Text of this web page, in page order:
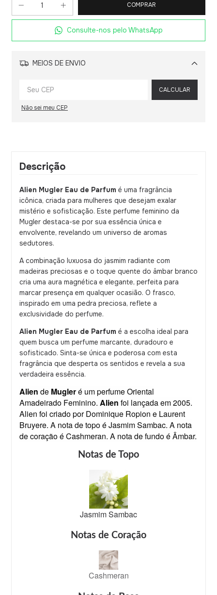
Consulte-nos pelo WhatsApp
MEIOS DE ENVIO
Alterar CEP
CALCULAR
Não sei meu CEP
Descrição
Alien Mugler Eau de Parfum é uma fragrância
icônica, criada para mulheres que desejam exalar
mistério e sofisticação. Este perfume feminino da
Mugler destaca-se por sua essência única e
envolvente, revelando um universo de aromas
sedutores.
A combinação luxuosa do jasmim radiante com
madeiras preciosas e o toque quente do âmbar branco
cria uma aura magnética e elegante, perfeita para
marcar presença em qualquer ocasião. O frasco,
inspirado em uma pedra preciosa, reflete a
exclusividade do perfume.
Alien Mugler Eau de Parfum é a escolha ideal para
quem busca um perfume marcante, duradouro e
sofisticado. Sinta-se única e poderosa com esta
fragrância que desperta os sentidos e revela a sua
verdadeira essência.
Alien de Mugleré um perfume Oriental
Amadeirado Feminino. Alien foi lançada em 2005.
Alien foi criado por Dominique Ropion e Laurent
Bruyere. A nota de topo é Jasmim Sambac. A nota
de coração é Cashmeran. A nota de fundo é Âmbar.
Notas de Topo
Jasmim Sambac
Notas de Coração
Cashmeran